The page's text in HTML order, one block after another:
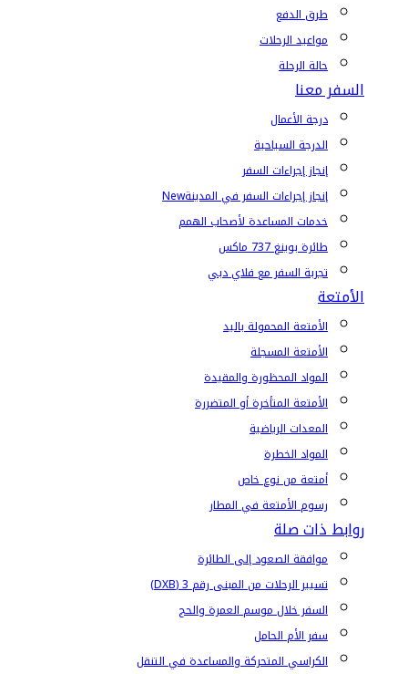
طرق الدفع
مواعيد الرحلات
حالة الرحلة
السفر معنا
درجة الأعمال
الدرجة السياحية
إنجاز إجراءات السفر
إنجاز إجراءات السفر في المدينةNew
خدمات المساعدة لأصحاب الهمم
طائرة بوينغ 737 ماكس
تجربة السفر مع فلاي دبي
الأمتعة
الأمتعة المحمولة باليد
الأمتعة المسجلة
المواد المحظورة والمقيدة
الأمتعة المتأخرة أو المتضررة
المعدات الرياضية
المواد الخطرة
أمتعة من نوع خاص
رسوم الأمتعة في المطار
روابط ذات صلة
موافقة الصعود إلى الطائرة
تسيير الرحلات من المبنى رقم 3 (DXB)
السفر خلال موسم العمرة والحج
سفر الأم الحامل
الكراسي المتحركة والمساعدة في التنقل